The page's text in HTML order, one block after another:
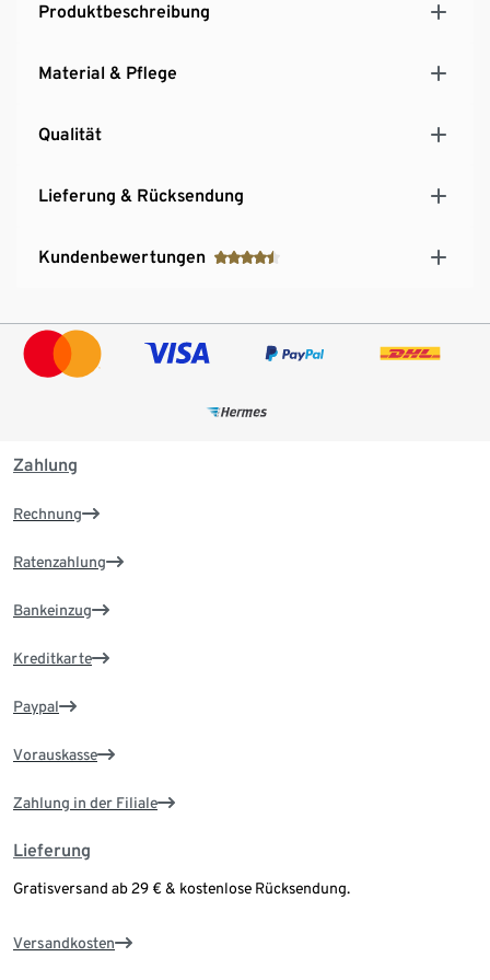
Produktbeschreibung
Material & Pflege
Qualität
Lieferung & Rücksendung
Kundenbewertungen
Zahlung
Rechnung
Ratenzahlung
Bankeinzug
Kreditkarte
Paypal
Vorauskasse
Zahlung in der Filiale
Lieferung
Gratisversand ab 29 € & kostenlose Rücksendung.
Versandkosten